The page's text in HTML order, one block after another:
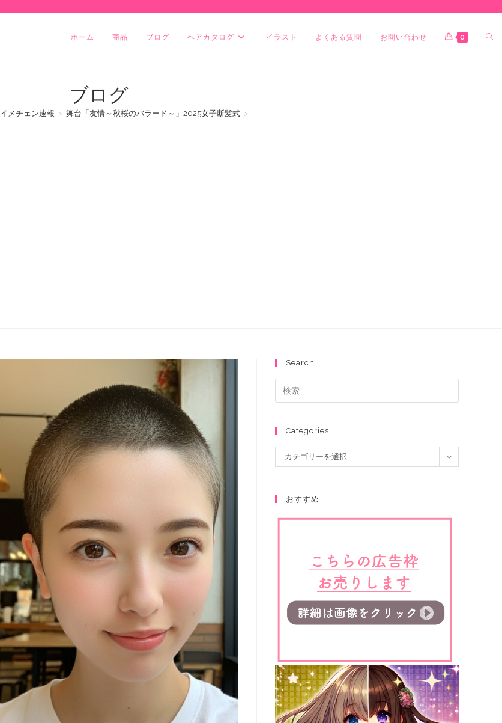
ホーム 商品 ブログ ヘアカタログ イラスト よくある質問 お問い合わせ 0
ブログ
イメチェン速報 > 舞台「友情～秋桜のバラード～」2025女子断髪式 >
Search
Categories
カテゴリーを選択
おすすめ